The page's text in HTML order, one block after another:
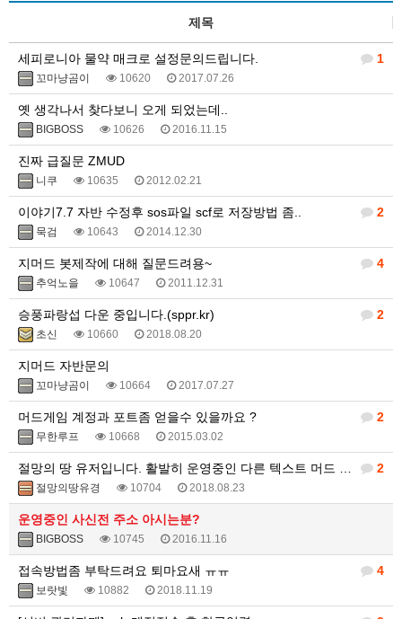
제목
1
세피로니아 물약 매크로 설정문의드립니다.
꼬마냥곰이 10620 2017.07.26
옛 생각나서 찾다보니 오게 되었는데..
BIGBOSS 10626 2016.11.15
진짜 급질문 ZMUD
니쿠 10635 2012.02.21
2
이야기7.7 자반 수정후 sos파일 scf로 저장방법 좀..
묵검 10643 2014.12.30
4
지머드 봇제작에 대해 질문드려용~
추억노을 10647 2011.12.31
2
승풍파랑섭 다운 중입니다.(sppr.kr)
초신 10660 2018.08.20
지머드 자반문의
꼬마냥곰이 10664 2017.07.27
2
머드게임 계정과 포트좀 얻을수 있을까요 ?
무한루프 10668 2015.03.02
2
절망의 땅 유저입니다. 활발히 운영중인 다른 텍스트 머드 게임 있나요?
절망의땅유경 10704 2018.08.23
운영중인 사신전 주소 아시는분?
BIGBOSS 10745 2016.11.16
4
접속방법좀 부탁드려요 퇴마요새 ㅠㅠ
보랏빛 10882 2018.11.19